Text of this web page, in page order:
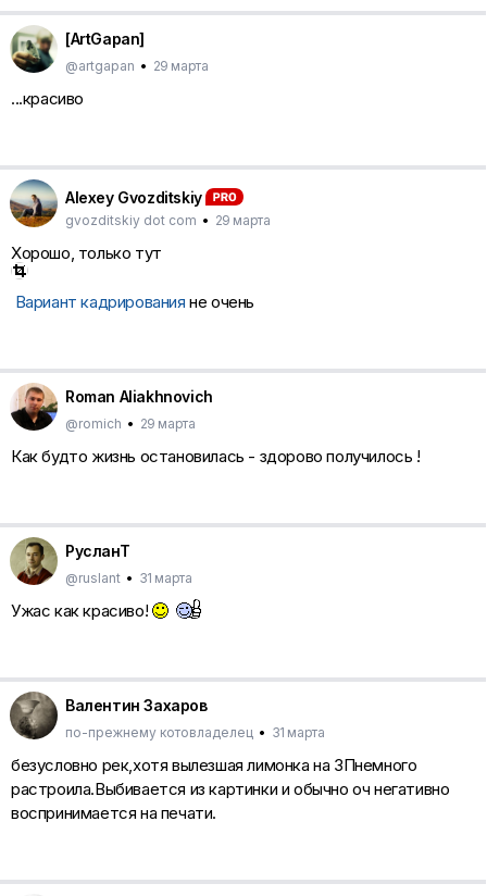
[ArtGapan]
@artgapan • 29 марта
...красиво
Аlexey Gvozditskiy
gvozditskiy dot com • 29 марта
Хорошо, только тут
Вариант кадрирования не очень
Roman Aliakhnovich
@romich • 29 марта
Как будто жизнь остановилась - здорово получилось !
РусланТ
@ruslant • 31 марта
Ужас как красиво!
Валентин Захаров
по-прежнему котовладелец • 31 марта
безусловно рек,хотя вылезшая лимонка на ЗПнемного
растроила.Выбивается из картинки и обычно оч негативно
воспринимается на печати.